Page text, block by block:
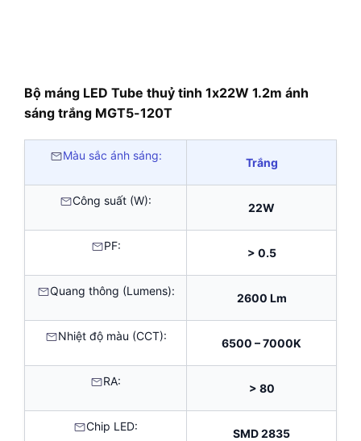
Bộ máng LED Tube thuỷ tinh 1x22W 1.2m ánh
sáng trắng MGT5-120T
Màu sắc ánh sáng:
Trắng
Công suất (W):
22W
PF:
> 0.5
Quang thông (Lumens):
2600 Lm
Nhiệt độ màu (CCT):
6500 – 7000K
RA:
> 80
Chip LED:
SMD 2835